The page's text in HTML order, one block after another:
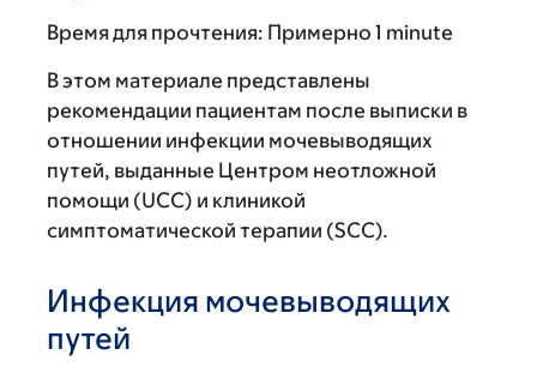
Время для прочтения: Примерно 1 minute
В этом материале представлены
рекомендации пациентам после выписки в
отношении инфекции мочевыводящих
путей, выданные Центром неотложной
помощи (UCC) и клиникой
симптоматической терапии (SCC).
Инфекция мочевыводящих
путей